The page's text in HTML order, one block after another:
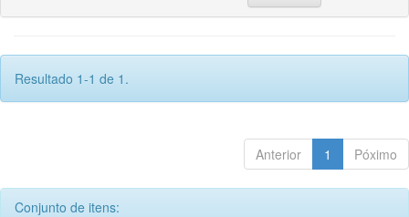
Resultado 1-1 de 1.
Anterior 1 Póximo
Conjunto de itens: